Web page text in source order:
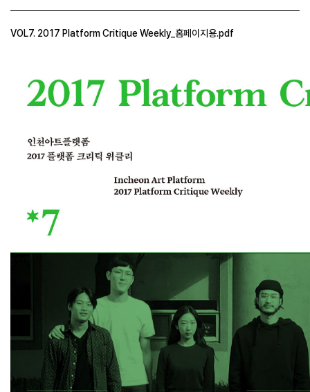
VOL7. 2017 Platform Critique Weekly_홈페이지용.pdf